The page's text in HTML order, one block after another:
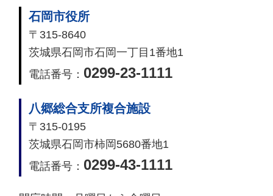
石岡市役所
〒315-8640
茨城県石岡市石岡一丁目1番地1
電話番号： 0299-23-1111
八郷総合支所複合施設
〒315-0195
茨城県石岡市柿岡5680番地1
電話番号： 0299-43-1111